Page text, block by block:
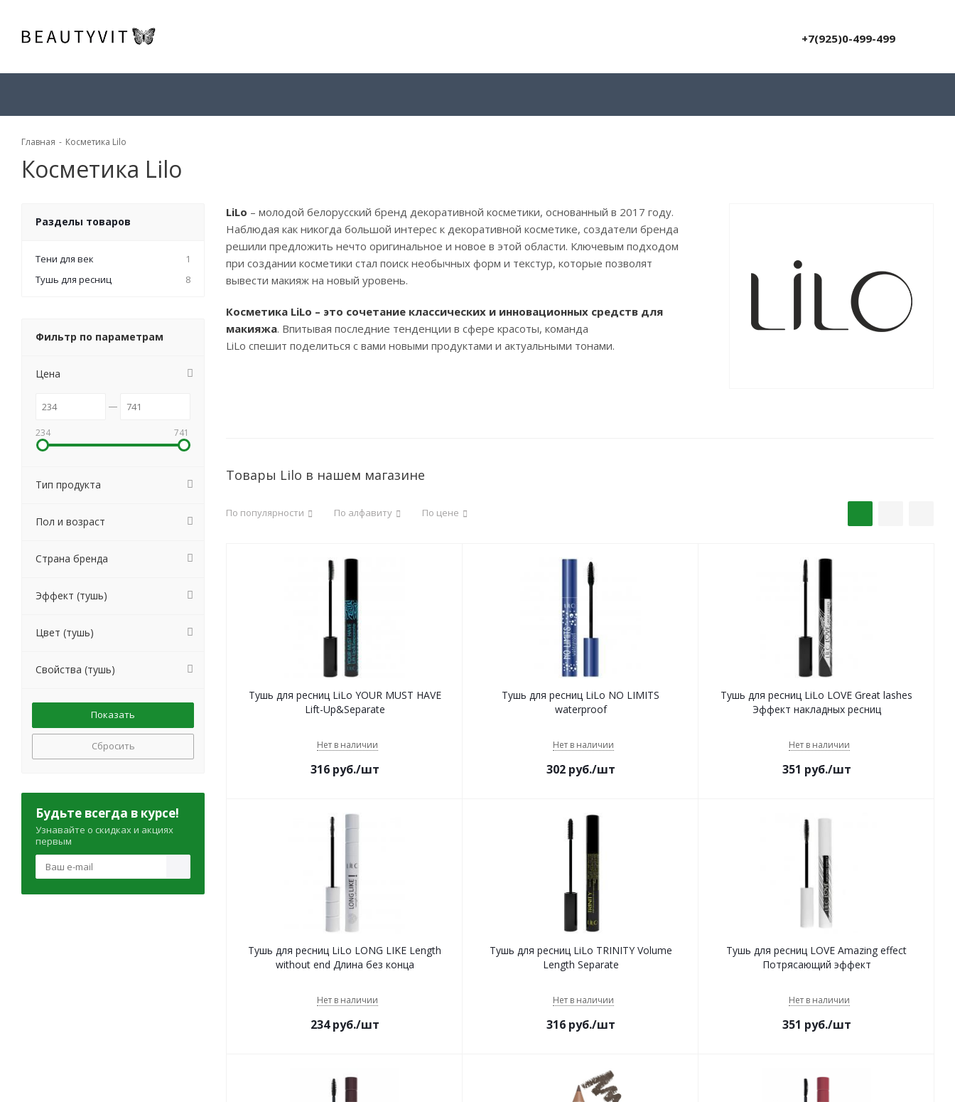
+7(925)0-499-499
Главная - Косметика Lilo
Косметика Lilo
LiLo – молодой белорусский бренд декоративной косметики, основанный в 2017 году.
Наблюдая как никогда большой интерес к декоративной косметике, создатели бренда
решили предложить нечто оригинальное и новое в этой области. Ключевым подходом
при создании косметики стал поиск необычных форм и текстур, которые позволят
вывести макияж на новый уровень.
Косметика LiLo – это сочетание классических и инновационных средств для
макияжа. Впитывая последние тенденции в сфере красоты, команда
LiLo спешит поделиться с вами новыми продуктами и актуальными тонами.
Товары Lilo в нашем магазине
По популярности По алфавиту По цене
Тушь для ресниц LiLo YOUR MUST HAVE
Lift-Up&Separate
Нет в наличии
316руб./шт
Тушь для ресниц LiLo NO LIMITS
waterproof
Нет в наличии
302руб./шт
Тушь для ресниц LiLo LOVE Great lashes
Эффект накладных ресниц
Нет в наличии
351 руб./шт
Тушь для ресниц LiLo LONG LIKE Length
without end Длина без конца
Нет в наличии
234руб./шт
Тушь для ресниц LiLo TRINITY Volume
Length Separate
Нет в наличии
316руб./шт
Тушь для ресниц LOVE Amazing effect
Потрясающий эффект
Нет в наличии
351 руб./шт
Разделы товаров
Тени для век
1
Тушь для ресниц
8
Фильтр по параметрам
Цена
234 741
Тип продукта
Пол и возраст
Страна бренда
Эффект (тушь)
Цвет (тушь)
Свойства (тушь)
Сбросить
Будьте всегда в курсе!
Узнавайте о скидках и акциях
первым